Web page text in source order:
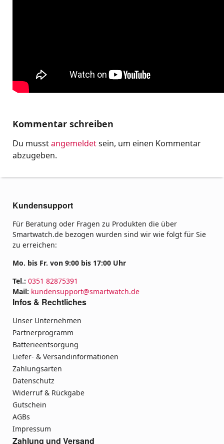
Kommentar schreiben
Du musstangemeldetsein, um einen Kommentar
abzugeben.
Kundensupport
Für Beratung oder Fragen zu Produkten die über
Smartwatch.de bezogen wurden sind wir wie folgt für Sie
zu erreichen:
Mo. bis Fr. von 9:00 bis 17:00 Uhr
Tel.: 0351 82875391
Mail: kundensupport@smartwatch.de
Infos & Rechtliches
Unser Unternehmen
Partnerprogramm
Batterieentsorgung
Liefer- & Versandinformationen
Zahlungsarten
Datenschutz
Widerruf & Rückgabe
Gutschein
AGBs
Impressum
Zahlung und Versand